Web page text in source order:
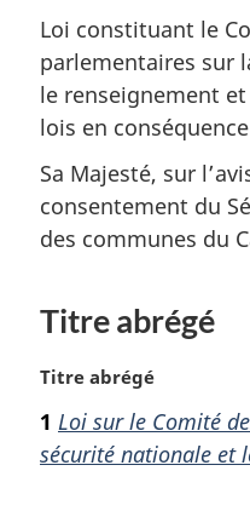
Loi constituant le
parlementaires sur
le renseignement
lois en conséquence
Sa Majesté, sur
consentement du
des communes du
Titre abrégé
N
t
e
Titre abrégé
1 Loi sur le Comité
sécurité nationale et